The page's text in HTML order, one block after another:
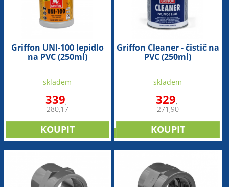
Griffon UNI-100 lepidlo
na PVC (250ml)
skladem
339,-
280,17
Griffon Cleaner - čistič na
PVC (250ml)
skladem
329,-
271,90